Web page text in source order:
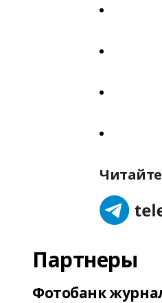
Партнеры
Фотобанк